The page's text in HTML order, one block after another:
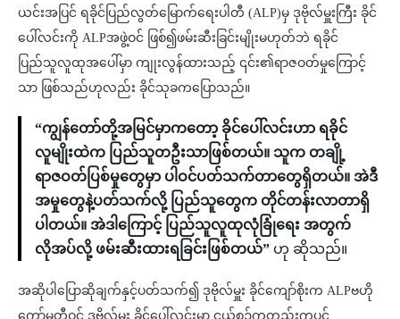
ယင်းအပြင် ရခိုင်ပြည်လွတ်မြောက်ရေးပါတီ (ALP)မှ ဒုဗိုလ်မှူးကြီး ခိုင်
ပေါ်လင်းကို ALPအဖွဲ့ဝင် ဖြစ်၍ဖမ်းဆီးခြင်းမျိုးမဟုတ်ဘဲ ရခိုင်
ပြည်သူလူထုအပေါ်မှာ ကျုးလွန်ထားသည့် ၎င်း၏ရာဇဝတ်မှုကြောင့်
သာ ဖြစ်သည်ဟုလည်း ခိုင်သုခကပြောသည်။
“ကျွန်တော်တို့အမြင်မှာကတော့ ခိုင်ပေါ်လင်းဟာ ရခိုင်
လူမျိုးထဲက ပြည်သူတဦးသာဖြစ်တယ်။ သူက တချို့
ရာဇဝတ်ပြစ်မှုတွေမှာ ပါဝင်ပတ်သက်တာတွေရှိတယ်။ အဲဒီ
အမှုတွေနဲ့ပတ်သက်လို့ ပြည်သူတွေက တိုင်တန်းလာတာရှိ
ပါတယ်။ အဲဒါကြောင့် ပြည်သူလူထုလုံခြုံရေး အတွက်
လိုအပ်လို့ ဖမ်းဆီးထားရခြင်းဖြစ်တယ်” ဟု ဆိုသည်။
အဆိုပါပြောဆိုချက်နှင့်ပတ်သက်၍ ဒုဗိုလ်မှူး ခိုင်ကျော်စိုးက ALPဗဟို
ကော်မတီဝင် ဒုဗိုလ်မှူး ခိုင်ပေါ်လင်းမှာ ငယ်စဉ်ကတည်းကပင်